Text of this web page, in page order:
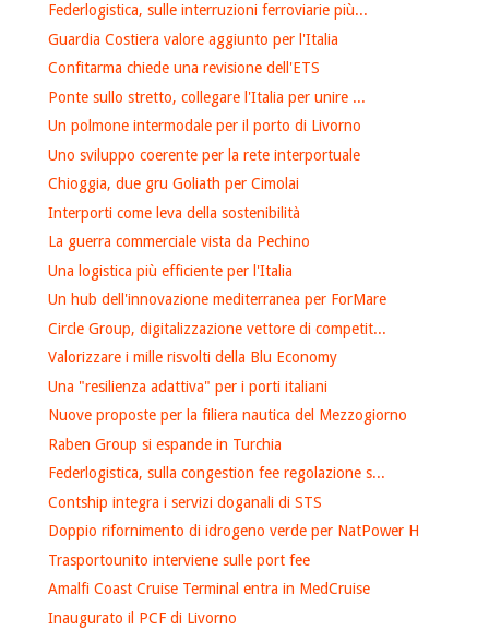
Federlogistica, sulle interruzioni ferroviarie più...
Guardia Costiera valore aggiunto per l'Italia
Confitarma chiede una revisione dell'ETS
Ponte sullo stretto, collegare l'Italia per unire ...
Un polmone intermodale per il porto di Livorno
Uno sviluppo coerente per la rete interportuale
Chioggia, due gru Goliath per Cimolai
Interporti come leva della sostenibilità
La guerra commerciale vista da Pechino
Una logistica più efficiente per l'Italia
Un hub dell'innovazione mediterranea per ForMare
Circle Group, digitalizzazione vettore di competit...
Valorizzare i mille risvolti della Blu Economy
Una "resilienza adattiva" per i porti italiani
Nuove proposte per la filiera nautica del Mezzogiorno
Raben Group si espande in Turchia
Federlogistica, sulla congestion fee regolazione s...
Contship integra i servizi doganali di STS
Doppio rifornimento di idrogeno verde per NatPower H
Trasportounito interviene sulle port fee
Amalfi Coast Cruise Terminal entra in MedCruise
Inaugurato il PCF di Livorno